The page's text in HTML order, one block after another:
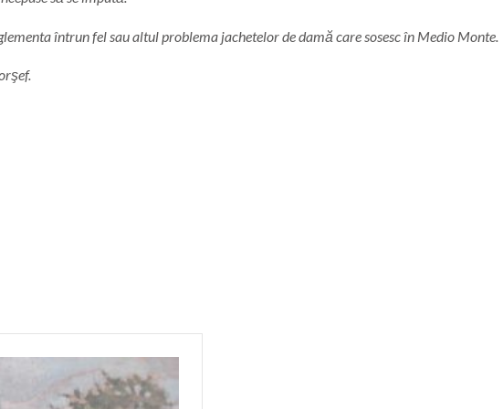
într­un fel sau altul problema jachetelor de damă care sosesc în Medio Monte.